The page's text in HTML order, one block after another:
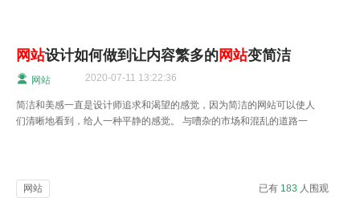
网站设计如何做到让内容繁多的网站变简洁
网站 2020-07-11 13:22:36
简洁和美感一直是设计师追求和渴望的感觉，因为简洁的网站可以使人
们清晰地看到，给人一种平静的感觉。 与嘈杂的市场和混乱的道路一
网站 已有 183 人围观